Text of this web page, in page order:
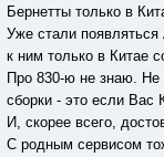
Бернетты только в
Уже стали
к ним только в Китае
Про 830-ю не знаю. Не
сборки - это если Вас
И, скорее всего,
С родным сервисом